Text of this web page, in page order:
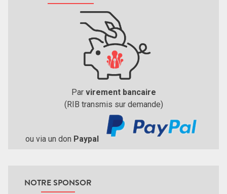
Par virement bancaire
(RIB transmis sur demande)
ou via un don Paypal
NOTRE SPONSOR